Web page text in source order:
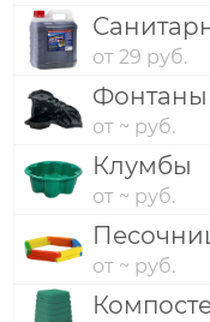
от 29 руб.
Фонтаны
от ~ руб.
Клумбы
от ~ руб.
от ~ руб.